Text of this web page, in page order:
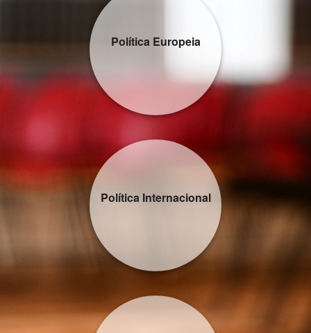
Política Europeia
Política Internacional